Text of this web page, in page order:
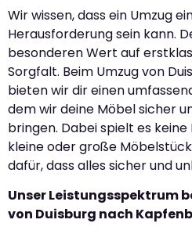
Wir wissen, dass ein Umzug
Herausforderung sein kann.
besonderen Wert auf
Sorgfalt. Beim Umzug von
bieten wir dir einen
dem wir deine Möbel sicher
bringen. Dabei spielt es keine
kleine oder große
dafür, dass alles sicher und
Unser Leistungsspektrum
von Duisburg nach